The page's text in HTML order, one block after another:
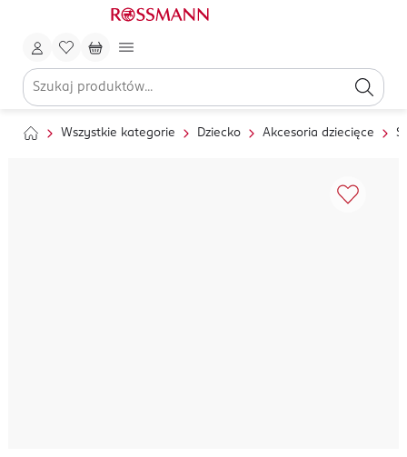
Wszystkie kategorie Dziecko Akcesoria dziecięce